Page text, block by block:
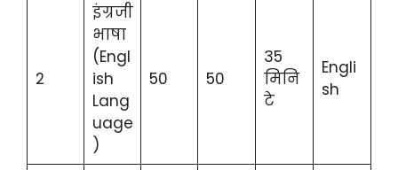
2
इंग्रजी
भाषा
(Engl
ish
Lang
uage
)
50 50
35
मिनि
टे
Engli
sh